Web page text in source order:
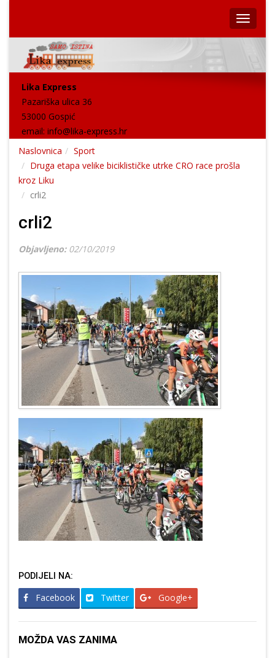
Lika Express
Pazariška ulica 36
53000 Gospić
email: info@lika-express.hr
Naslovnica
Sport
Druga etapa velike biciklističke utrke CRO race prošla
kroz Liku
crli2
crli2
Objavljeno: 02/10/2019
PODIJELI NA:
Facebook Twitter Google+
MOŽDA VAS ZANIMA